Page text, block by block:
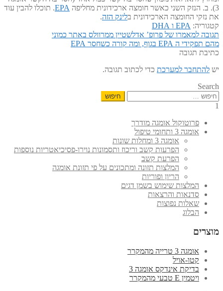
3). ב. הנזק השני כאשר חומצה ארכידונית מחליפה
EPA. תוכלו להבין עוד
את נזקי החומצה הארכידונית בלינק הזה.
קטגוריה: EPA ו DHA
ניווט
הפוסט
הקודם:
תגובה למאמרו של פרופ’ אדלשטיין ממרוולס באתר כמוני
הפוסט
הבא:
מהם תפקידי ה EPA בגוף, ומה קורה כשחסר EPA
כתיבת תגובה
יש להתחבר למערכת כדי לכתוב תגובה.
Search
חיפוש:
1
פרוטוקול אומגה מודרך
אומגה 3 ותחומי טיפול
אומגה 3 ומחלות שונות
הפרעות קשב וריכוז ותסמונות נוירו-פסיכיאטריות נוספות
הפרעת קשב
המלצות תזונה ומתכונים על פי תזונת אומגה
הריון ופוריות
המלצות שימוש בשמן דגים
סדנאות והרצאות
שאלות נפוצות
הבלוג
מוצרים
אומגה 3 טרייה מהמקרר
קטו-אויל
בדיקת אינדקס אומגה 3
ויטמין E טבעי מהמקרר